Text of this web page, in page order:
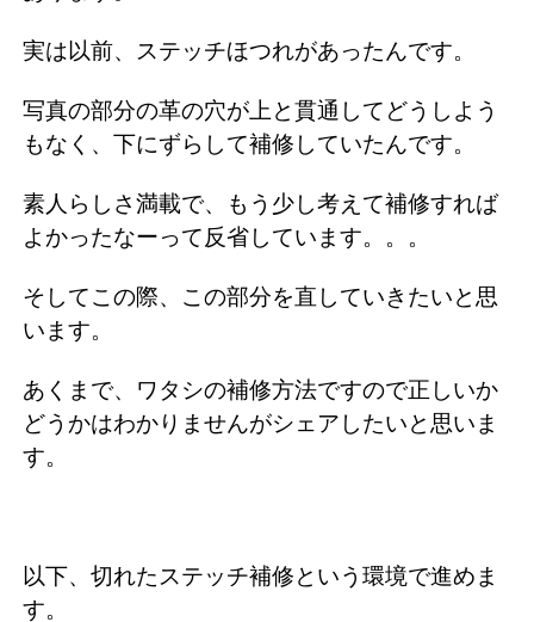
実は以前、ステッチほつれがあったんです。
写真の部分の革の穴が上と貫通してどうしよう
もなく、下にずらして補修していたんです。
素人らしさ満載で、もう少し考えて補修すれば
よかったなーって反省しています。。。
そしてこの際、この部分を直していきたいと思
います。
あくまで、ワタシの補修方法ですので正しいか
どうかはわかりませんがシェアしたいと思いま
す。
以下、切れたステッチ補修という環境で進めま
す。